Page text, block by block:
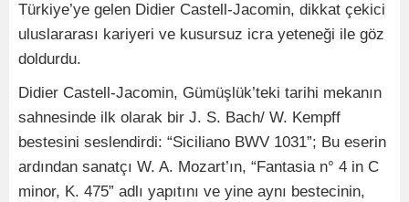
Türkiye’ye gelen Didier Castell-Jacomin, dikkat çekici
uluslararası kariyeri ve kusursuz icra yeteneği ile göz
doldurdu.
Didier Castell-Jacomin, Gümüşlük’teki tarihi mekanın
sahnesinde ilk olarak bir J. S. Bach/ W. Kempff
bestesini seslendirdi: “Siciliano BWV 1031”; Bu eserin
ardından sanatçı W. A. Mozart’ın, “Fantasia n° 4 in C
minor, K. 475” adlı yapıtını ve yine aynı bestecinin,